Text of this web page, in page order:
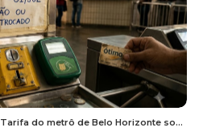
Tarifa do metrô de Belo Horizonte sobe para R$ 6 a partir de 1º de julho: o que muda para quem depende do transporte na capital